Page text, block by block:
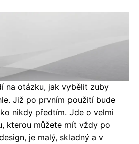
na otázku, jak vybělit zuby
Již po prvním použití bude
nikdy předtím. Jde o velmi
kterou můžete mít vždy po
je malý, skladný a v